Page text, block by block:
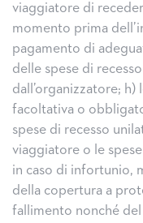
viaggiatore di
momento prima
pagamento di
delle spese di
dall’organizzatore;
facoltativa o
spese di recesso
viaggiatore o le
in caso di infortunio,
della copertura a
fallimento nonché